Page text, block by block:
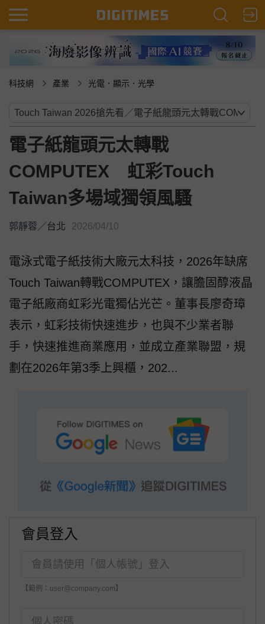
科技網 產業 光電．顯示．光學
電子紙龍頭元太轉戰
COMPUTEX 虹彩Touch
Taiwan多場域獨領風騷
郭靜蓉／台北 2026/04/10
電泳式電子紙技術大廠元太科技，2026年缺席
Touch Taiwan轉戰COMPUTEX，讓膽固醇液晶
電子紙廠商虹彩光電獨佔光芒。董事長廖奇璋
表示，虹彩技術快速進步，也與不少業者聯
手，快速推進商業應用，並成立產業聯盟，規
劃在2026年第3季上興櫃，202...
會員登入
【範例：user@company.com】